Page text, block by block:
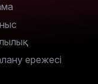
ережесі